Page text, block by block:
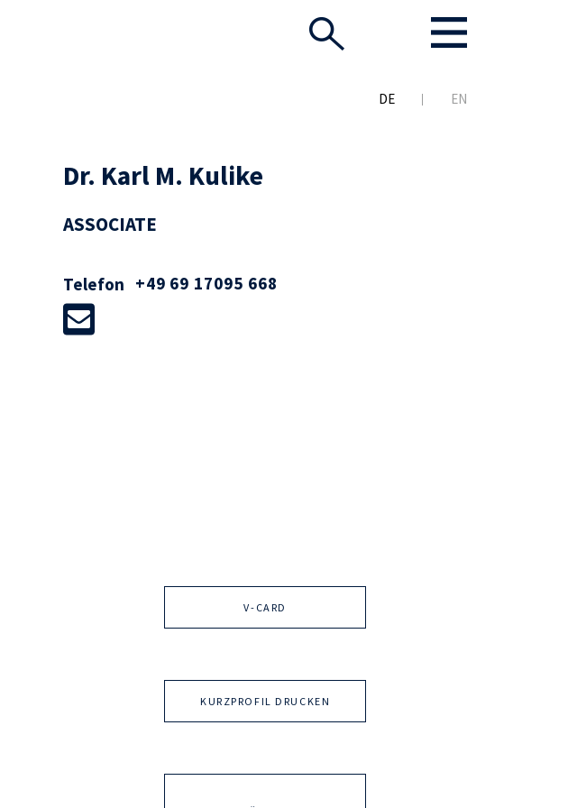
DE EN
Dr. Karl M. Kulike
ASSOCIATE
Telefon +49 69 17095 668
V-CARD
KURZPROFIL DRUCKEN